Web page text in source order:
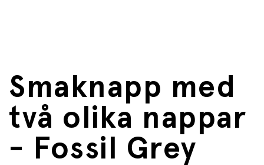
Smaknapp med
två olika nappar
- Fossil Grey